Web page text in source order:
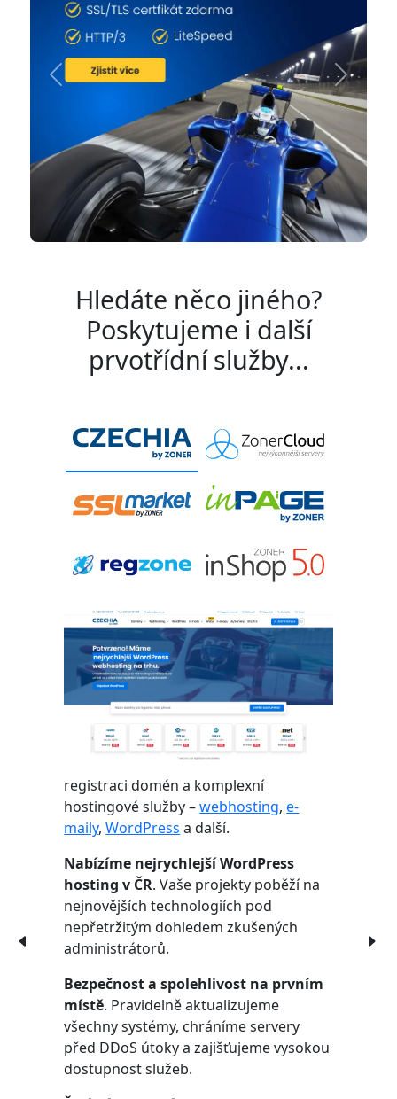
Previous Next
Hledáte něco jiného?
Poskytujeme i další
prvotřídní služby...
registraci domén a komplexní
hostingové služby –webhosting,e-
maily,WordPress a další.
Nabízíme nejrychlejší WordPress
hosting v ČR. Vaše projekty poběží na
nejnovějších technologiích pod
nepřetržitým dohledem zkušených
administrátorů.
Bezpečnost a spolehlivost na prvním
místě. Pravidelně aktualizujeme
všechny systémy, chráníme servery
před DDoS útoky a zajišťujeme vysokou
dostupnost služeb.